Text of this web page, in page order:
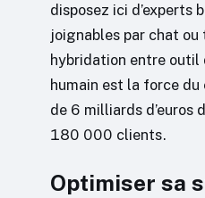
disposez ici d’experts
joignables par chat
hybridation entre
humain est la force
de 6 milliards d’euros
180 000 clients.
Optimiser sa